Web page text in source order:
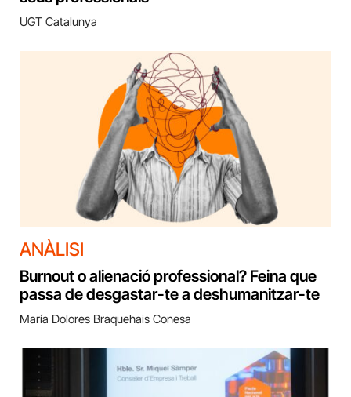
UGT Catalunya
ANÀLISI
Burnout o alienació professional? Feina que
passa de desgastar-te a deshumanitzar-te
María Dolores Braquehais Conesa